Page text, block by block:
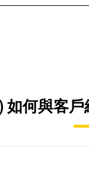
如何與客